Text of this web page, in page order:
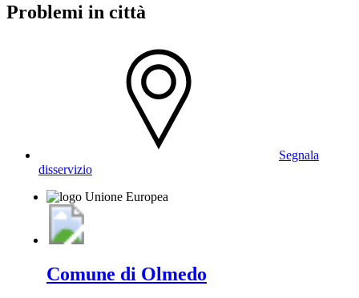
Problemi in città
Segnala
disservizio
Comune di Olmedo